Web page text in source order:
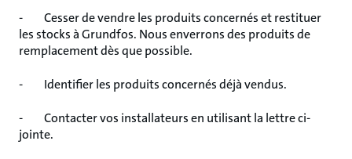
- Cesser de vendre les produits concernés et restituer
les stocks à Grundfos. Nous enverrons des produits de
remplacement dès que possible.
- Identifier les produits concernés déjà vendus.
- Contacter vos installateurs en utilisant la lettre ci-
jointe.